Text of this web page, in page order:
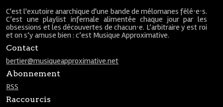
C'est l'exutoire anarchique d'une bande de mélomanes fêlé⋅e⋅s.
C’est une playlist infernale alimentée chaque jour par les
obsessions et les découvertes de chacun⋅e. L’arbitraire y est roi
et on s’y amuse bien : c’est Musique Approximative.
Contact
bertier@musiqueapproximative.net
Abonnement
RSS
Raccourcis